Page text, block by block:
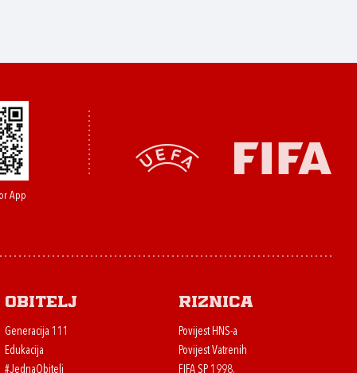
App
Obitelj
Generacija 111
Edukacija
#JednaObitelj
Riznica
Povijest HNS-a
Povijest Vatrenih
FIFA SP 1998.